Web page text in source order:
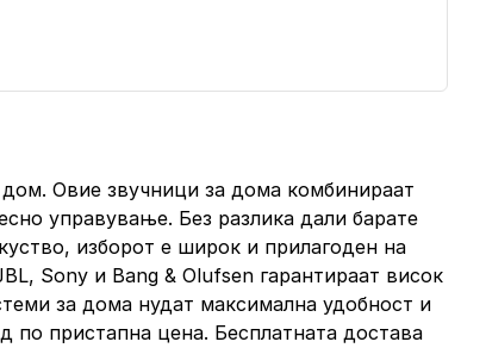
дом. Овие звучници за дома комбинираат
управување. Без разлика дали барате
изборот е широк и прилагоден на
Sony и Bang & Olufsen гарантираат висок
за дома нудат максимална удобност и
по пристапна цена. Бесплатната достава